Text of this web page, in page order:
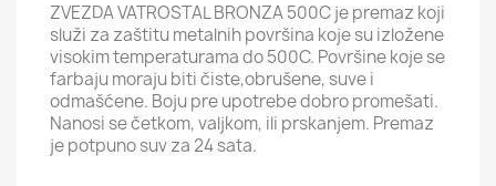
ZVEZDA VATROSTAL BRONZA 500C je premaz koji
služi za zaštitu metalnih površina koje su izložene
visokim temperaturama do 500C. Površine koje se
farbaju moraju biti čiste,obrušene, suve i
odmašćene. Boju pre upotrebe dobro promešati.
Nanosi se četkom, valjkom, ili prskanjem. Premaz
je potpuno suv za 24 sata.